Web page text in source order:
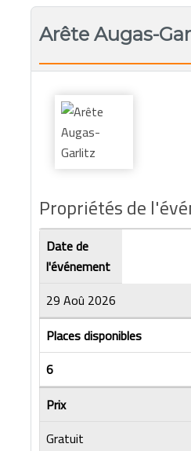
Arête Augas-
Propriétés de
Date de
l'événement
29 Aoû 2026
Places disponibles
6
Prix
Gratuit